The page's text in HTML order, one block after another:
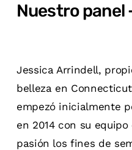
Nuestro panel
Jessica Arrindell,
belleza en
empezó inicialmente
en 2014 con su
pasión los fines de